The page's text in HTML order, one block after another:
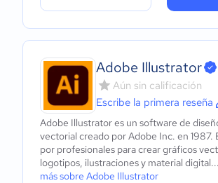
Adobe Illustrator
Aún sin calificación
Escribe la primera reseña
Adobe Illustrator es un software de
vectorial creado por Adobe Inc. en 1987.
por profesionales para crear gráficos
logotipos, ilustraciones y material
más sobre Adobe Illustrator